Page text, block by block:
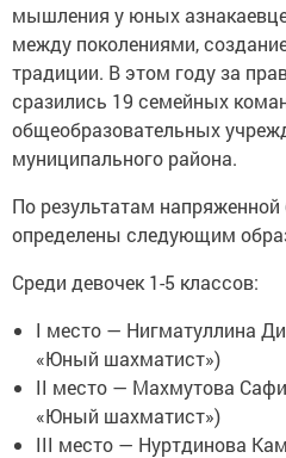
мышления у юных
между поколениями,
традиции. В этом году за
сразились 19 семейных
общеобразовательных
муниципального района.
По результатам
определены следующим
Среди девочек 1-5 классов:
I место — Нигматуллина
«Юный шахматист»)
II место — Махмутова
«Юный шахматист»)
III место — Нуртдинова